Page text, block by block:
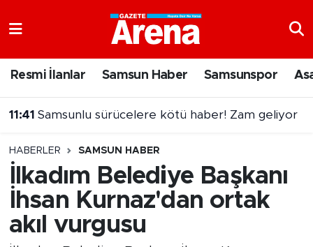
Resmi İlanlar Samsun Haber Samsunspor
11:41 Samsunlu sürücelere kötü haber! Zam geliyor
11:26 Samsunspor'da hazırlık maçları tamamlandı!
HABERLER SAMSUN HABER
İlkadım Belediye Başkanı
İhsan Kurnaz'dan ortak
akıl vurgusu
Süper Lig Puan Durumu ve Fikstür
Tüm Manşetler